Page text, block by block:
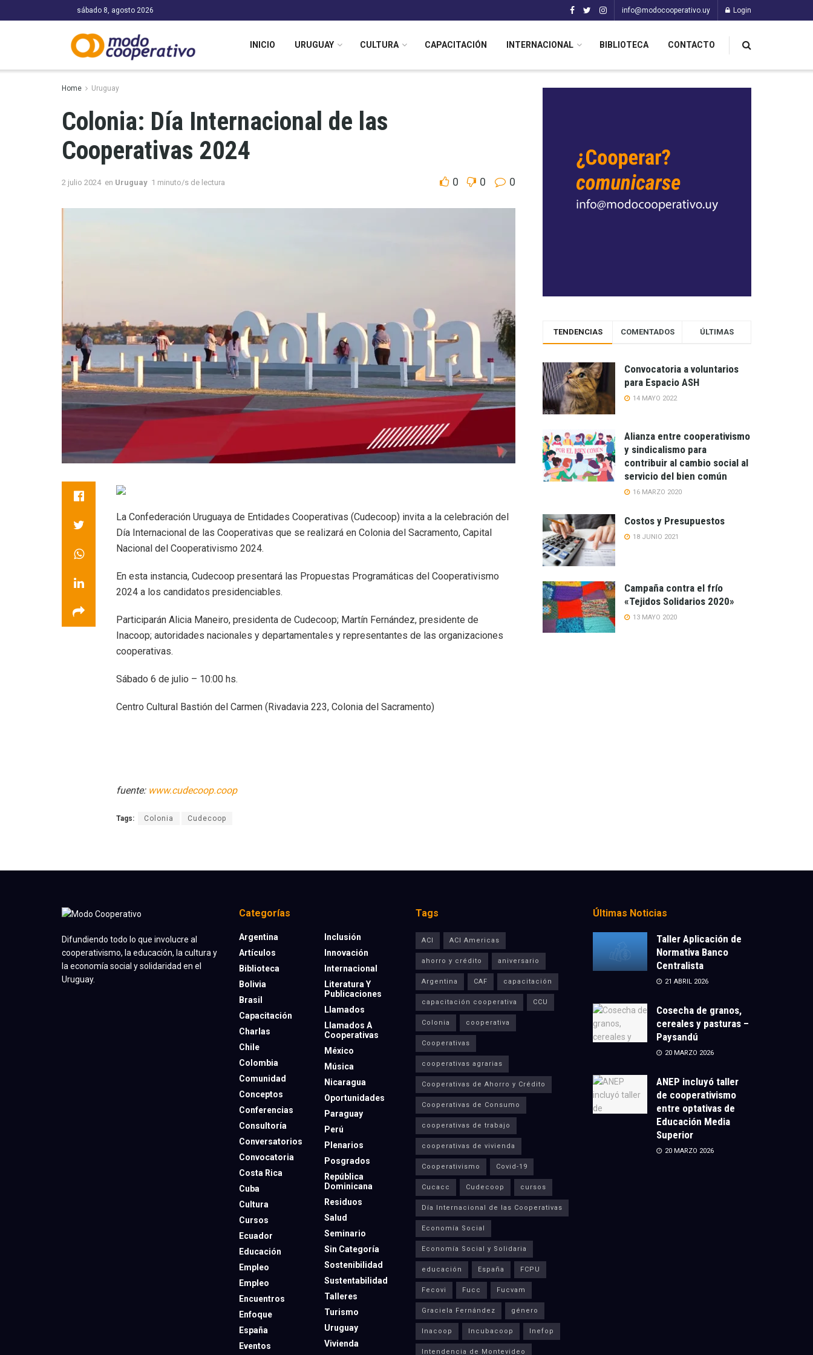
sábado 8, agosto 2026 info@modocooperativo.uy Login
INICIO URUGUAY CULTURA CAPACITACIÓN INTERNACIONAL BIBLIOTECA CONTACTO
Home Uruguay
Colonia: Día Internacional de las
Cooperativas 2024
2 julio 2024 en Uruguay 1 minuto/s de lectura 0 0 0
La Confederación Uruguaya de Entidades Cooperativas (Cudecoop) invita a la celebración del
Día Internacional de las Cooperativas que se realizará en Colonia del Sacramento, Capital
Nacional del Cooperativismo 2024.
En esta instancia, Cudecoop presentará las Propuestas Programáticas del Cooperativismo
2024 a los candidatos presidenciables.
Participarán Alicia Maneiro, presidenta de Cudecoop; Martín Fernández, presidente de
Inacoop; autoridades nacionales y departamentales y representantes de las organizaciones
cooperativas.
Sábado 6 de julio – 10:00 hs.
Centro Cultural Bastión del Carmen (Rivadavia 223, Colonia del Sacramento)
fuente: www.cudecoop.coop
Tags: Colonia Cudecoop
TENDENCIAS COMENTADOS ÚLTIMAS
Convocatoria a voluntarios
para Espacio ASH
14 MAYO 2022
Alianza entre cooperativismo
y sindicalismo para
contribuir al cambio social al
servicio del bien común
16 MARZO 2020
Costos y Presupuestos
18 JUNIO 2021
Campaña contra el frío
«Tejidos Solidarios 2020»
13 MAYO 2020
Difundiendo todo lo que involucre al
cooperativismo, la educación, la cultura y
la economía social y solidaridad en el
Uruguay.
Categorías
Argentina
Artículos
Biblioteca
Bolivia
Brasil
Capacitación
Charlas
Chile
Colombia
Comunidad
Conceptos
Conferencias
Consultoría
Conversatorios
Convocatoria
Costa Rica
Cuba
Cultura
Cursos
Ecuador
Educación
Empleo
Empleo
Encuentros
Enfoque
España
Eventos
Inclusión
Innovación
Internacional
Literatura Y
Publicaciones
Llamados
Llamados A
Cooperativas
México
Música
Nicaragua
Oportunidades
Paraguay
Perú
Plenarios
Posgrados
República
Dominicana
Residuos
Salud
Seminario
Sin Categoría
Sostenibilidad
Sustentabilidad
Talleres
Turismo
Uruguay
Vivienda
Tags
ACI ACI Americas
ahorro y crédito aniversario
Argentina CAF capacitación
capacitación cooperativa CCU
Colonia cooperativa
Cooperativas
cooperativas agrarias
Cooperativas de Ahorro y Crédito
Cooperativas de Consumo
cooperativas de trabajo
cooperativas de vivienda
Cooperativismo Covid-19
Cucacc Cudecoop cursos
Día Internacional de las Cooperativas
Economía Social
Economía Social y Solidaria
educación España FCPU
Fecovi Fucc Fucvam
Graciela Fernández género
Inacoop Incubacoop Inefop
Intendencia de Montevideo
Últimas Noticias
Taller Aplicación de
Normativa Banco
Centralista
21 ABRIL 2026
Cosecha de granos,
cereales y pasturas –
Paysandú
20 MARZO 2026
ANEP incluyó taller
de cooperativismo
entre optativas de
Educación Media
Superior
20 MARZO 2026